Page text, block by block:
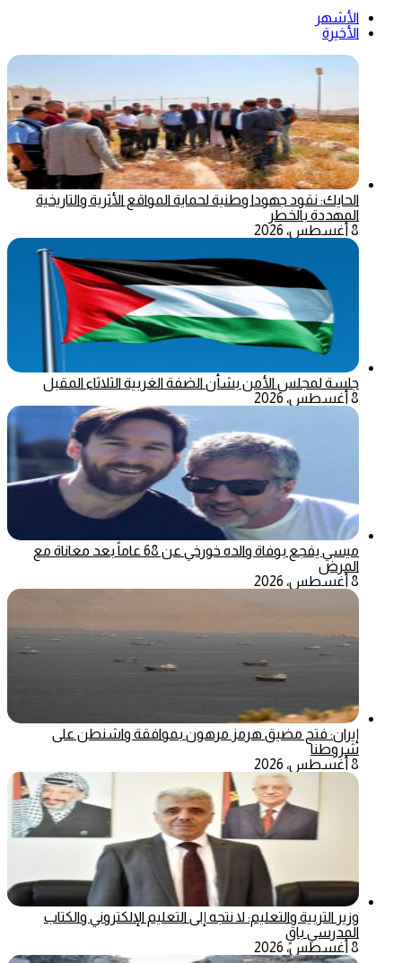
الأشهر
الأخيرة
الحايك: نقود جهودا وطنية لحماية المواقع الأثرية والتاريخية
المهددة بالخطر
8 أغسطس، 2026
جلسة لمجلس الأمن بشأن الضفة الغربية الثلاثاء المقبل
8 أغسطس، 2026
ميسي يفجع بوفاة والده خورخي عن 68 عاماً بعد معاناة مع
المرض
8 أغسطس، 2026
إيران: فتح مضيق هرمز مرهون بموافقة واشنطن على
شروطنا
8 أغسطس، 2026
وزير التربية والتعليم: لا نتجه إلى التعليم الإلكتروني والكتاب
المدرسي باقٍ
8 أغسطس، 2026